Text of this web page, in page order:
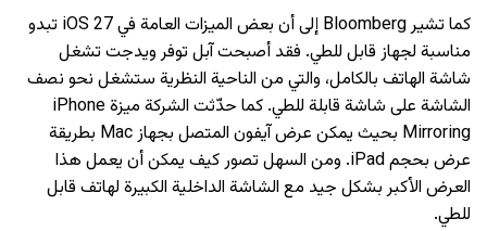
كما تشير Bloomberg إلى أن بعض الميزات العامة في iOS 27 تبدو
مناسبة لجهاز قابل للطي. فقد أصبحت آبل توفر ويدجت تشغل
شاشة الهاتف بالكامل، والتي من الناحية النظرية ستشغل نحو نصف
الشاشة على شاشة قابلة للطي. كما حدّثت الشركة ميزة iPhone
Mirroring بحيث يمكن عرض آيفون المتصل بجهاز Mac بطريقة
عرض بحجم iPad. ومن السهل تصور كيف يمكن أن يعمل هذا
العرض الأكبر بشكل جيد مع الشاشة الداخلية الكبيرة لهاتف قابل
للطي.